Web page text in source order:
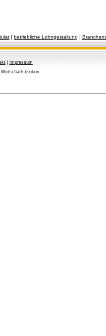
| betriebliche Lohngestaltung |
Impressum
Wirtschaftslexikon